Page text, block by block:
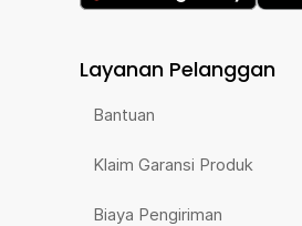
Layanan Pelanggan
Bantuan
Klaim Garansi Produk
Biaya Pengiriman